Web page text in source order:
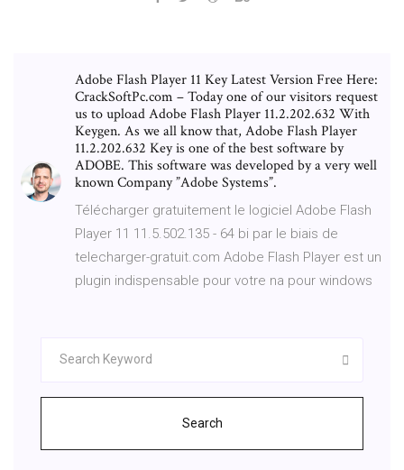
Adobe Flash Player 11 Key Latest Version Free Here:
CrackSoftPc.com – Today one of our visitors request
us to upload Adobe Flash Player 11.2.202.632 With
Keygen. As we all know that, Adobe Flash Player
11.2.202.632 Key is one of the best software by
ADOBE. This software was developed by a very well
known Company ”Adobe Systems”.
Télécharger gratuitement le logiciel Adobe Flash
Player 11 11.5.502.135 - 64 bi par le biais de
telecharger-gratuit.com Adobe Flash Player est un
plugin indispensable pour votre na pour windows
Search